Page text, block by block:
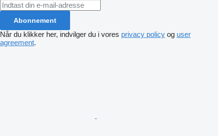
Abonnement
Når du klikker her, indvilger du i vores privacy policy og user
agreement.